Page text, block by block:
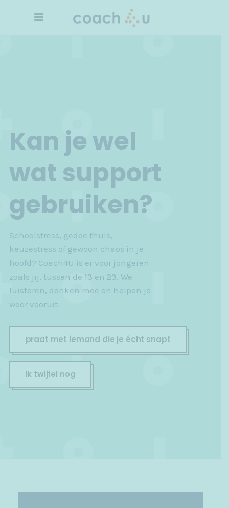
Kan je wel
wat support
gebruiken?
Schoolstress, gedoe thuis,
keuzestress of gewoon chaos in je
hoofd? Coach4U is er voor jongeren
zoals jij, tussen de 13 en 23. We
luisteren, denken mee en helpen je
weer vooruit.
praat met iemand die je écht snapt
ik twijfel nog